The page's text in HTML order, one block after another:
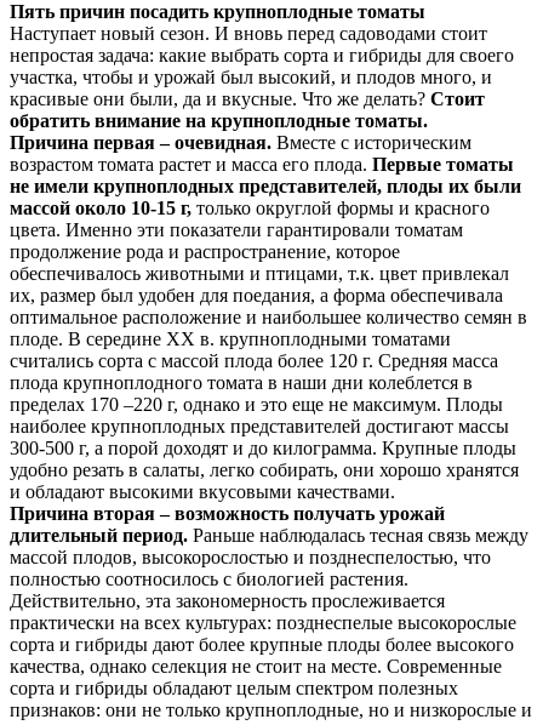
Пять причин посадить крупноплодные томаты
Наступает новый сезон. И вновь перед садоводами стоит
непростая задача: какие выбрать сорта и гибриды для своего
участка, чтобы и урожай был высокий, и плодов много, и
красивые они были, да и вкусные. Что же делать? Стоит
обратить внимание на крупноплодные томаты.
Причина первая – очевидная. Вместе с историческим
возрастом томата растет и масса его плода. Первые томаты
не имели крупноплодных представителей, плоды их были
массой около 10-15 г, только округлой формы и красного
цвета. Именно эти показатели гарантировали томатам
продолжение рода и распространение, которое
обеспечивалось животными и птицами, т.к. цвет привлекал
их, размер был удобен для поедания, а форма обеспечивала
оптимальное расположение и наибольшее количество семян в
плоде. В середине XX в. крупноплодными томатами
считались сорта с массой плода более 120 г. Средняя масса
плода крупноплодного томата в наши дни колеблется в
пределах 170 –220 г, однако и это еще не максимум. Плоды
наиболее крупноплодных представителей достигают массы
300-500 г, а порой доходят и до килограмма. Крупные плоды
удобно резать в салаты, легко собирать, они хорошо хранятся
и обладают высокими вкусовыми качествами.
Причина вторая – возможность получать урожай
длительный период. Раньше наблюдалась тесная связь между
массой плодов, высокорослостью и позднеспелостью, что
полностью соотносилось с биологией растения.
Действительно, эта закономерность прослеживается
практически на всех культурах: позднеспелые высокорослые
сорта и гибриды дают более крупные плоды более высокого
качества, однако селекция не стоит на месте. Современные
сорта и гибриды обладают целым спектром полезных
признаков: они не только крупноплодные, но и низкорослые и